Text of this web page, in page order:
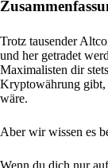
Trotz tausender
und her getradet
Maximalisten dir
Kryptowährung
wäre.
Aber wir wissen es
Wenn du dich nur